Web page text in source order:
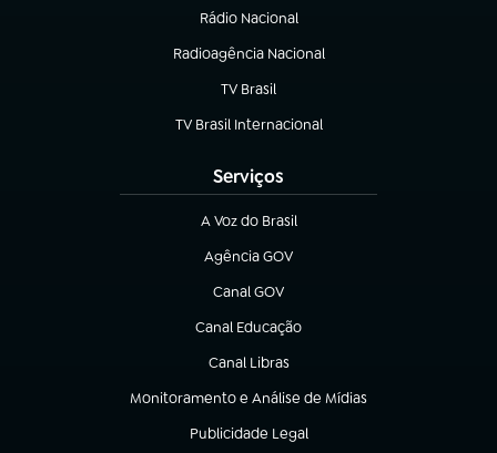
Rádio Nacional
Radioagência Nacional
(abre em nova aba)
TV Brasil
(abre em nova aba)
TV Brasil Internacional
(abre em nova aba)
Serviços
A Voz do Brasil
(abre em nova aba)
Agência GOV
(abre em nova aba)
Canal GOV
(abre em nova aba)
Canal Educação
(abre em nova aba)
Canal Libras
(abre em nova aba)
Monitoramento e Análise de Mídias
(abre em nova aba)
Publicidade Legal
(abre em nova aba)